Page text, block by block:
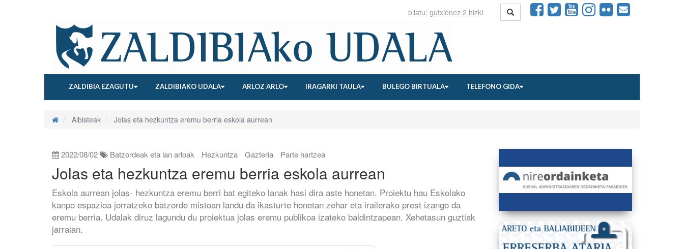
ZALDIBIA EZAGUTU ZALDIBIAKO UDALA ARLOZ ARLO IRAGARKI TAULA BULEGO BIRTUALA TELEFONO GIDA
Albisteak Jolas eta hezkuntza eremu berria eskola aurrean
2022/08/02 Batzordeak eta lan arloak Hezkuntza Gazteria Parte hartzea
Jolas eta hezkuntza eremu berria eskola aurrean
Eskola aurrean jolas- hezkuntza eremu berri bat egiteko lanak hasi dira aste honetan. Proiektu hau Eskolako
kanpo espazioa jorratzeko batzorde mistoan landu da ikasturte honetan zehar eta irailerako prest izango da
eremu berria. Udalak diruz lagundu du proiektua jolas eremu publikoa izateko baldintzapean. Xehetasun guztiak
jarraian.